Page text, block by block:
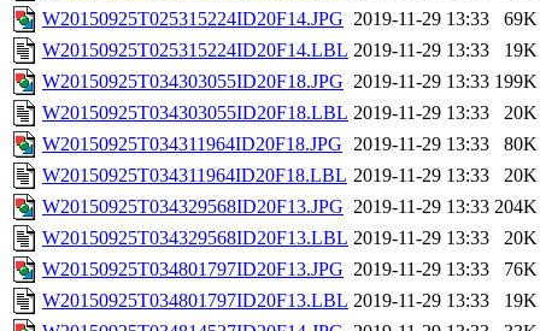
W20150925T025315224ID20F14.JPG 2019-11-29 13:33
69K
W20150925T025315224ID20F14.LBL 2019-11-29 13:33
19K
W20150925T034303055ID20F18.JPG 2019-11-29 13:33 199K
W20150925T034303055ID20F18.LBL 2019-11-29 13:33
20K
W20150925T034311964ID20F18.JPG 2019-11-29 13:33
80K
W20150925T034311964ID20F18.LBL 2019-11-29 13:33
20K
W20150925T034329568ID20F13.JPG 2019-11-29 13:33 204K
W20150925T034329568ID20F13.LBL 2019-11-29 13:33
20K
W20150925T034801797ID20F13.JPG 2019-11-29 13:33
76K
W20150925T034801797ID20F13.LBL 2019-11-29 13:33
19K